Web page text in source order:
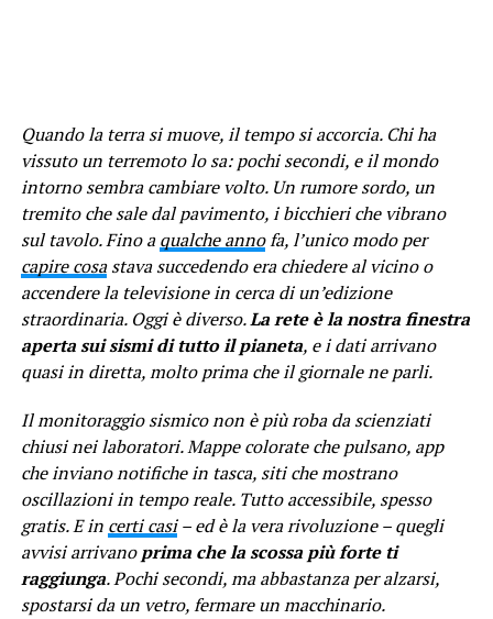
Quando la terra si muove, il tempo si accorcia. Chi ha
vissuto un terremoto lo sa: pochi secondi, e il mondo
intorno sembra cambiare volto. Un rumore sordo, un
tremito che sale dal pavimento, i bicchieri che vibrano
sul tavolo. Fino aqualche annofa, l’unico modo per
capire cosastava succedendo era chiedere al vicino o
accendere la televisione in cerca di un’edizione
straordinaria. Oggi è diverso.La rete è la nostra finestra
aperta sui sismi di tutto il pianeta, e i dati arrivano
quasi in diretta, molto prima che il giornale ne parli.
Il monitoraggio sismico non è più roba da scienziati
chiusi nei laboratori. Mappe colorate che pulsano, app
che inviano notifiche in tasca, siti che mostrano
oscillazioni in tempo reale. Tutto accessibile, spesso
gratis. E in certi casi– ed è la vera rivoluzione – quegli
avvisi arrivanoprima che la scossa più forte ti
raggiunga. Pochi secondi, ma abbastanza per alzarsi,
spostarsi da un vetro, fermare un macchinario.